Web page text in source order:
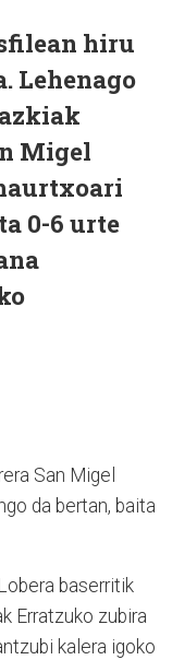
hiru
Lehenago
Migel
0-6 urte
San Migel
da bertan, baita
Lobera baserritik
Erratzuko zubira
kalera igoko